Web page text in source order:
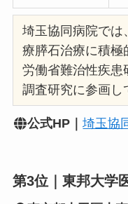
埼玉協同病院では
療膵石治療に積極
労働省難治性疾患
調査研究に参画し
公式HP｜埼玉協
第3位｜東邦大学